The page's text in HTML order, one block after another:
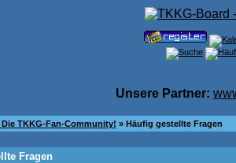
Unsere Partner:
TKKG-Fan-Community! » Häufig gestellte Fragen
Fragen